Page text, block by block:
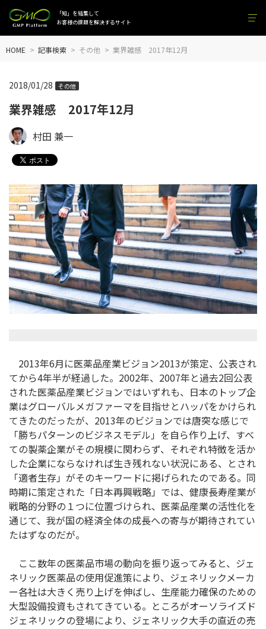
「知」を結集して
お客様の課題を解決するサイト
HOME 記事検索 その他 業界雑感 2017年12月
業界雑感 2017年12月
2018/01/28 その他
村田 兼一
2013年6月に医薬品産業ビジョン2013が策定、公表され
てから4年半が経過した。2002年、2007年と過去2回公表
された医薬品産業ビジョンではいずれも、日本のトップ企
業はグローバルメガファーマを目指せとハッパをかけられ
てきたのだったが、2013年のビジョンでは唐突な感じで
「勝ちパターンのビジネスモデル」を自ら作り上げ、すべ
ての製薬企業がその規模に関わらず、それぞれ特徴を活か
した企業にならなければ生き残れない状況にある、とされ
「適者生存」がそのキーワードに掲げられたのである。同
時期に策定された「日本再興戦略」では、健康長寿産業が
戦略的分野の１つに位置づけられ、医薬品産業の活性化を
通じて、我が国の経済全体の成長への寄与が期待されてい
たはずなのだが。
ここ数年の医薬品市場の動向を振り返ってみると、ジェ
ネリック医薬品の使用促進策により、ジェネリックメーカ
ー各社は大きく売り上げを伸ばし、生産能力確保のための
大型設備投資もされてきている。ところがオーソライズド
ジェネリックの登場により、ジェネリック大手の直近の売